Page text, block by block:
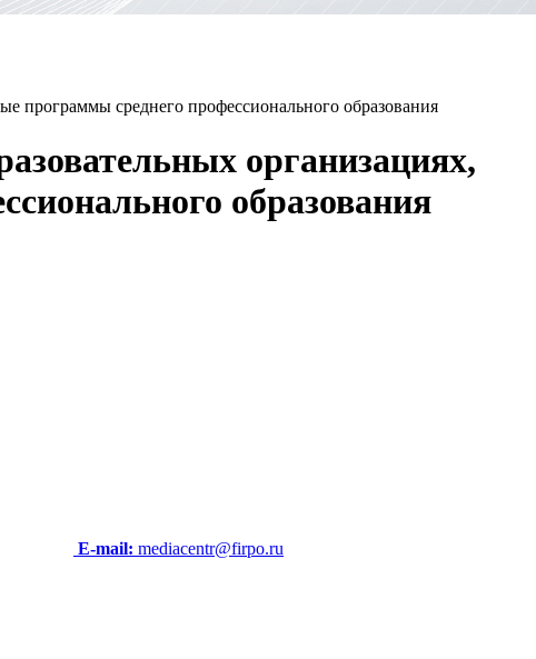
программы среднего профессионального образования
организациях,
образования
E-mail: mediacentr@firpo.ru